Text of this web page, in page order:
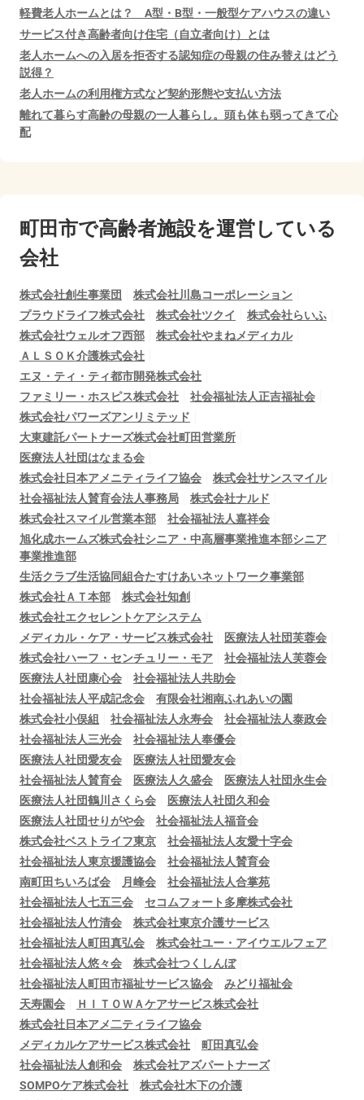
軽費老人ホームとは？ A型・B型・一般型ケアハウスの違い
サービス付き高齢者向け住宅（自立者向け）とは
老人ホームへの入居を拒否する認知症の母親の住み替えはどう
説得？
老人ホームの利用権方式など契約形態や支払い方法
離れて暮らす高齢の母親の一人暮らし。頭も体も弱ってきて心
配
町田市で高齢者施設を運営している
会社
株式会社創生事業団
株式会社川島コーポレーション
プラウドライフ株式会社
株式会社ツクイ
株式会社らいふ
株式会社ウェルオフ西部
株式会社やまねメディカル
ＡＬＳＯＫ介護株式会社
エヌ・ティ・ティ都市開発株式会社
ファミリー・ホスピス株式会社
社会福祉法人正吉福祉会
株式会社パワーズアンリミテッド
大東建託パートナーズ株式会社町田営業所
医療法人社団はなまる会
株式会社日本アメニティライフ協会
株式会社サンスマイル
社会福祉法人賛育会法人事務局
株式会社ナルド
株式会社スマイル営業本部
社会福祉法人嘉祥会
旭化成ホームズ株式会社シニア・中高層事業推進本部シニア
事業推進部
生活クラブ生活協同組合たすけあいネットワーク事業部
株式会社ＡＴ本部
株式会社知創
株式会社エクセレントケアシステム
メディカル・ケア・サービス株式会社
医療法人社団芙蓉会
株式会社ハーフ・センチュリー・モア
社会福祉法人芙蓉会
医療法人社団康心会
社会福祉法人共助会
社会福祉法人平成記念会
有限会社湘南ふれあいの園
株式会社小俣組
社会福祉法人永寿会
社会福祉法人泰政会
社会福祉法人三光会
社会福祉法人奉優会
医療法人社団愛友会
医療法人社団愛友会
社会福祉法人賛育会
医療法人久盛会
医療法人社団永生会
医療法人社団鶴川さくら会
医療法人社団久和会
医療法人社団せりがや会
社会福祉法人福音会
株式会社ベストライフ東京
社会福祉法人友愛十字会
社会福祉法人東京援護協会
社会福祉法人賛育会
南町田ちいろば会
月峰会
社会福祉法人合掌苑
社会福祉法人七五三会
セコムフォート多摩株式会社
社会福祉法人竹清会
株式会社東京介護サービス
社会福祉法人町田真弘会
株式会社ユー・アイウエルフェア
社会福祉法人悠々会
株式会社つくしんぼ
社会福祉法人町田市福祉サービス協会
みどり福祉会
天寿園会
ＨＩＴＯＷＡケアサービス株式会社
株式会社日本アメ二ティライフ協会
メディカルケアサービス株式会社
町田真弘会
社会福祉法人創和会
株式会社アズパートナーズ
SOMPOケア株式会社
株式会社木下の介護